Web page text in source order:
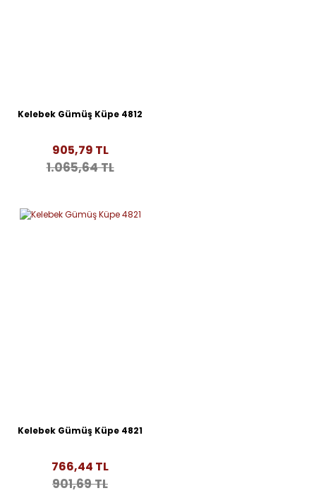
Kelebek Gümüş Küpe 4812
905,79 TL
1.065,64 TL
Kelebek Gümüş Küpe 4821
766,44 TL
901,69 TL